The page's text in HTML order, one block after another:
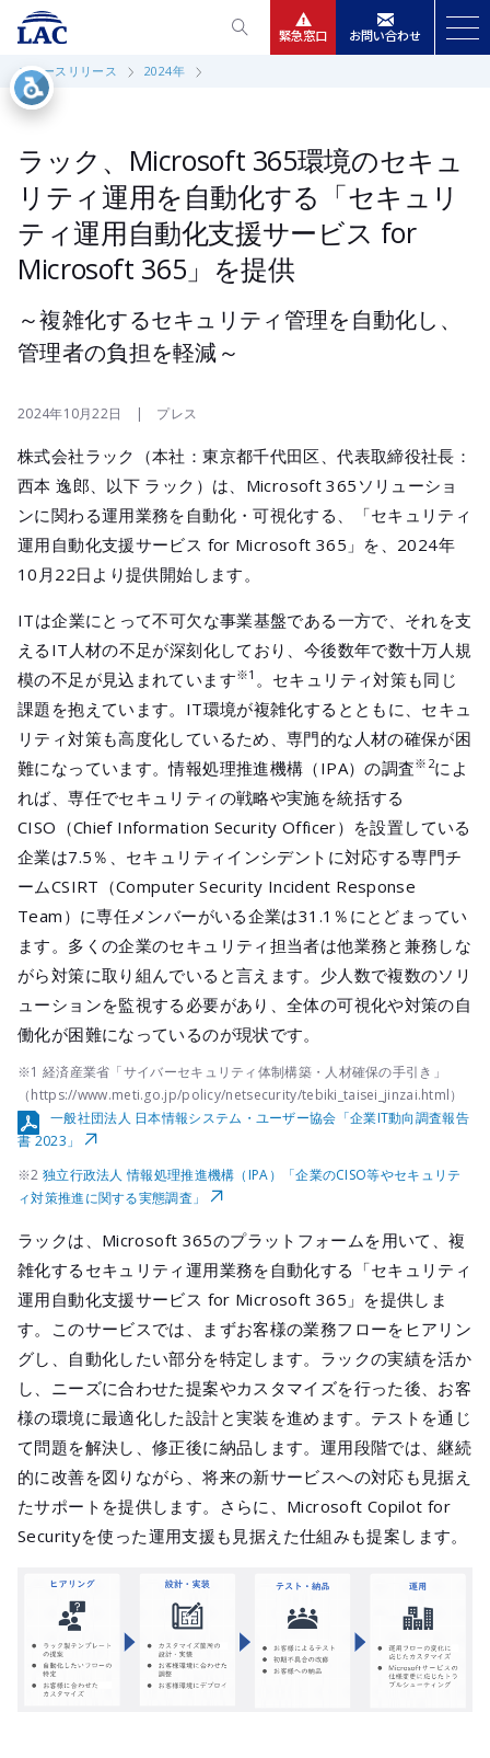
緊急窓口 お問い合わせ
ニュースリリース
会社情報
IR情報
メールマガ
公式SNS
ニュースリリース 2024年
ラック、Microsoft 365環境のセキュ
リティ運用を自動化する「セキュリ
ティ運用自動化支援サービス for
Microsoft 365」を提供
～複雑化するセキュリティ管理を自動化し、
管理者の負担を軽減～
2024年10月22日 | プレス
株式会社ラック（本社：東京都千代田区、代表取締役社長：
西本 逸郎、以下 ラック）は、Microsoft 365ソリューショ
ンに関わる運用業務を自動化・可視化する、「セキュリティ
運用自動化支援サービス for Microsoft 365」を、2024年
10月22日より提供開始します。
ITは企業にとって不可欠な事業基盤である一方で、それを支
えるIT人材の不足が深刻化しており、今後数年で数十万人規
模の不足が見込まれています※1 。セキュリティ対策も同じ
課題を抱えています。IT環境が複雑化するとともに、セキュ
リティ対策も高度化しているため、専門的な人材の確保が困
難になっています。情報処理推進機構（IPA）の調査※2によ
れば、専任でセキュリティの戦略や実施を統括する
CISO（Chief Information Security Officer）を設置している
企業は7.5％、セキュリティインシデントに対応する専門チ
ームCSIRT（Computer Security Incident Response
Team）に専任メンバーがいる企業は31.1％にとどまってい
ます。多くの企業のセキュリティ担当者は他業務と兼務しな
がら対策に取り組んでいると言えます。少人数で複数のソリ
ューションを監視する必要があり、全体の可視化や対策の自
働化が困難になっているのが現状です。
※1 経済産業省「サイバーセキュリティ体制構築・人材確保の手引き」
（https://www.meti.go.jp/policy/netsecurity/tebiki_taisei_jinzai.html）
一般社団法人 日本情報システム・ユーザー協会「企業IT動向調査報告
書 2023」
※2 独立行政法人 情報処理推進機構（IPA）「企業のCISO等やセキュリテ
ィ対策推進に関する実態調査」
ラックは、Microsoft 365のプラットフォームを用いて、複
雑化するセキュリティ運用業務を自動化する「セキュリティ
運用自動化支援サービス for Microsoft 365」を提供しま
す。このサービスでは、まずお客様の業務フローをヒアリン
グし、自動化したい部分を特定します。ラックの実績を活か
し、ニーズに合わせた提案やカスタマイズを行った後、お客
様の環境に最適化した設計と実装を進めます。テストを通じ
て問題を解決し、修正後に納品します。運用段階では、継続
的に改善を図りながら、将来の新サービスへの対応も見据え
たサポートを提供します。さらに、Microsoft Copilot for
Securityを使った運用支援も見据えた仕組みも提案します。